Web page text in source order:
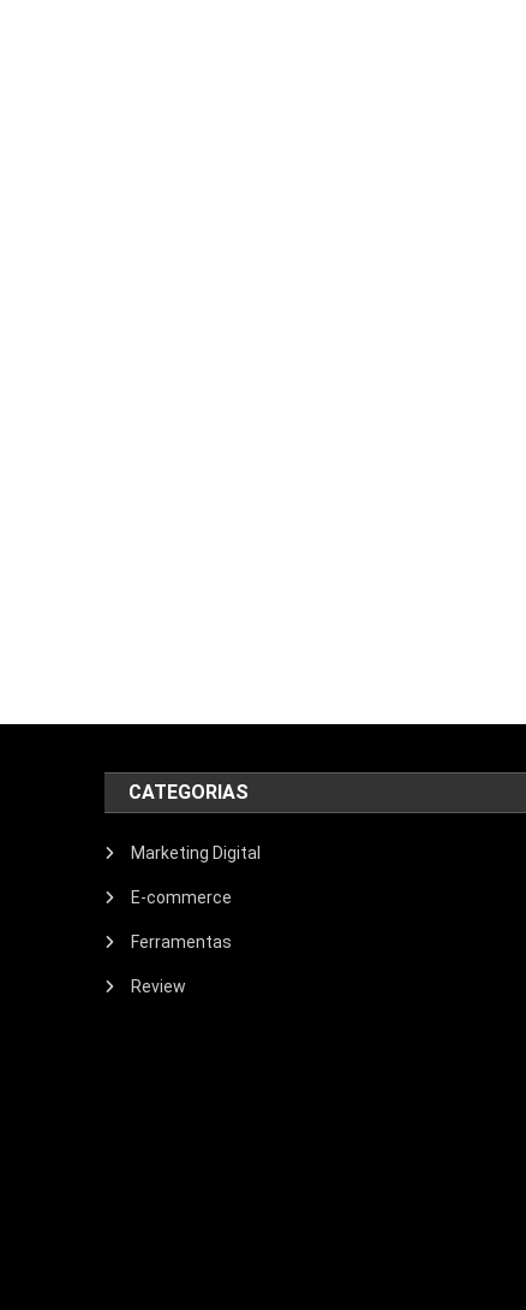
CATEGORIAS
Marketing Digital
E-commerce
Ferramentas
Review